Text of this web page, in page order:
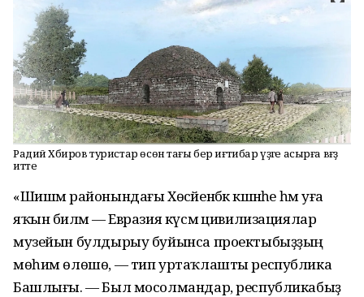
Радий Хәбиров туристар өсөн тағы бер иғтибар үҙәге асырға вәғәҙә
итте
«Шишмә районындағы Хөсәйенбәк кәшәнәһе һәм уға
яҡын биләмә — Евразия күсмә цивилизациялар
музейын булдырыу буйынса проектыбыҙҙың
мөһим өлөшө, — тип уртаҡлашты республика
Башлығы. — Был мосолмандар, республикабыҙ